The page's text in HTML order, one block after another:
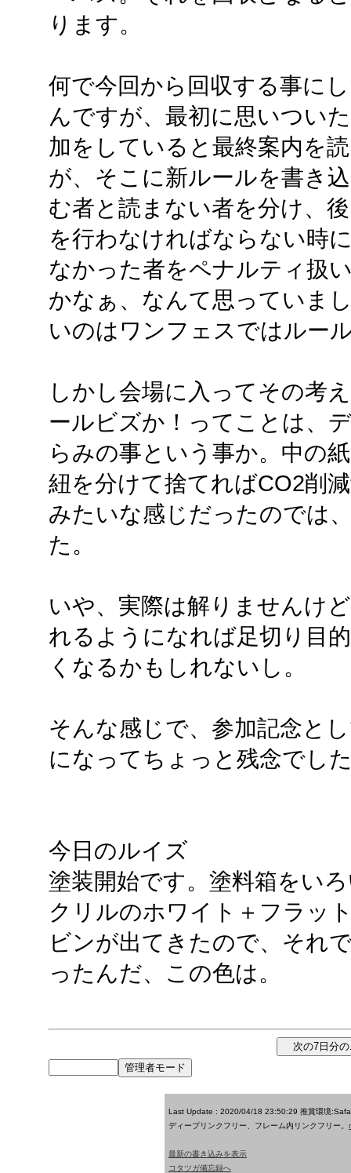
ります。
何で今回から回収する事に
んですが、最初に思いつい
加をしていると最終案内を
が、そこに新ルールを書き
む者と読まない者を分け、
を行わなければならない時
なかった者をペナルティ扱
かなぁ、なんて思っていま
いのはワンフェスではルー
しかし会場に入ってその考
ールビズか！ってことは、
らみの事という事か。中の
紐を分けて捨てればCO2削
みたいな感じだったのでは
た。
いや、実際は解りませんけ
れるようになれば足切り目
くなるかもしれないし。
そんな感じで、参加記念と
になってちょっと残念でし
今日のルイズ
塗装開始です。塗料箱をい
クリルのホワイト＋フラッ
ビンが出てきたので、それ
ったんだ、この色は。
Last Update : 2020/04/18 23:50:29 推賞環境
ディープリンクフリー、フレーム内リンクフリー。
最新の書き込みを表示
コタツガ備忘録へ